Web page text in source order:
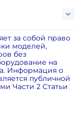
за собой право
моделей,
без
на
Информация о
публичной
Части 2 Статьи